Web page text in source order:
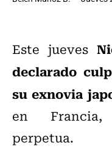
Este jueves
declarado
su exnovia
en Francia,
perpetua.